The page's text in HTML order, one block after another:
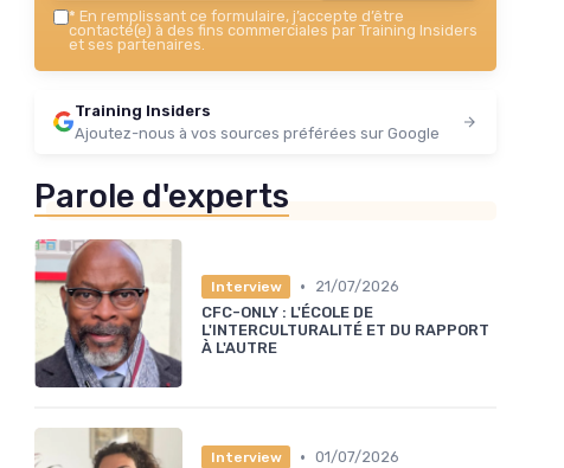
* En remplissant ce formulaire, j’accepte d’être
contacté(e) à des fins commerciales par Training Insiders
et ses partenaires.
Training Insiders
Ajoutez-nous à vos sources préférées sur Google
Parole d'experts
Interview •
21/07/2026
CFC-ONLY : L'ÉCOLE DE
L'INTERCULTURALITÉ ET DU RAPPORT
À L'AUTRE
Interview • 01/07/2026